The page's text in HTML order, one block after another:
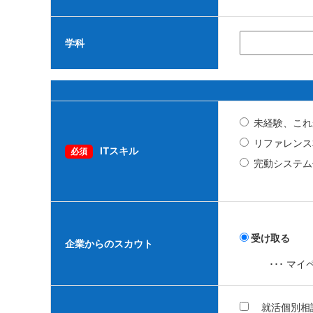
学科
必須 ITスキル
未経験、こ
リファレン
完動システ
企業からのスカウト 受け取る
･･･ マイ
就活個別相